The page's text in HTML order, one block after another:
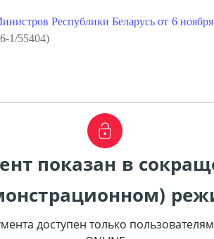
Республики Беларусь от 6
1/55404)
показан в
доступен только